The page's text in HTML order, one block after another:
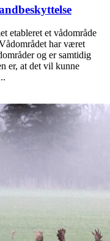
etableret et vådområde
har været
og er samtidig
er, at det vil kunne